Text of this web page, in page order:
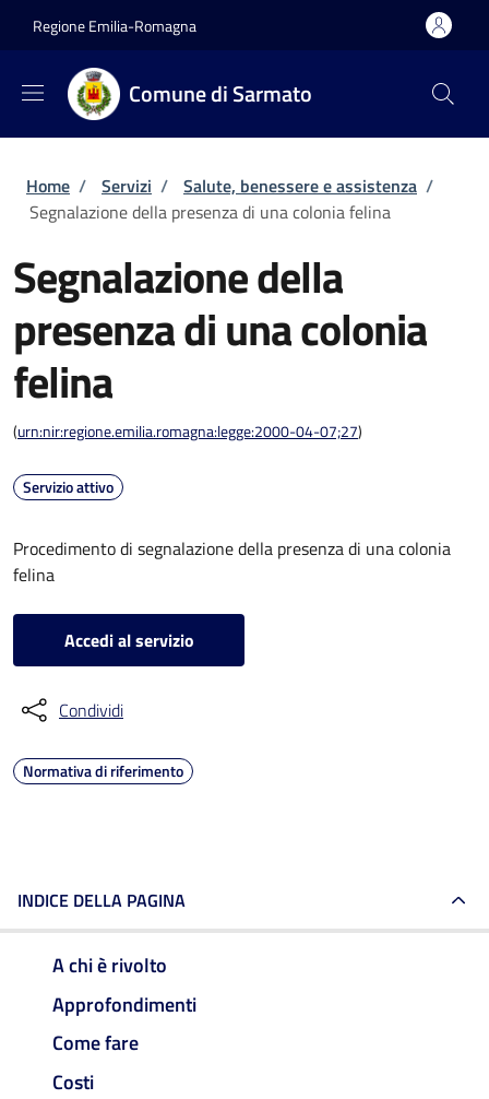
Regione Emilia-Romagna
Comune di Sarmato
Briciole di pane
Home / Servizi / Salute, benessere e assistenza /
Segnalazione della presenza di una colonia felina
Segnalazione della
presenza di una colonia
felina
(urn:nir:regione.emilia.romagna:legge:2000-04-07;27)
Servizio attivo
Procedimento di segnalazione della presenza di una colonia
felina
Accedi al servizio
Condividi
Normativa di riferimento
INDICE DELLA PAGINA
A chi è rivolto
Approfondimenti
Come fare
Costi